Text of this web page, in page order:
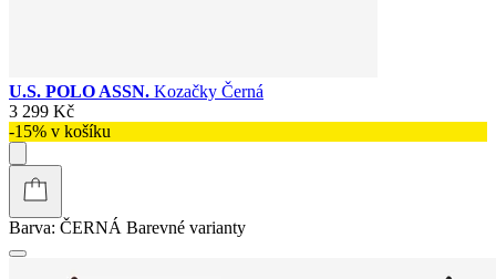
U.S. POLO ASSN. Kozačky Černá
3 299 Kč
-15% v košíku
Barva: ČERNÁ Barevné varianty